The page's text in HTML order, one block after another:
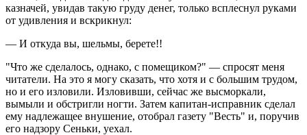
казначей, увидав такую груду денег, только всплеснул руками
от удивления и вскрикнул:
— И откуда вы, шельмы, берете!!
"Что же сделалось, однако, с помещиком?" — спросят меня
читатели. На это я могу сказать, что хотя и с большим трудом,
но и его изловили. Изловивши, сейчас же высморкали,
вымыли и обстригли ногти. Затем капитан-исправник сделал
ему надлежащее внушение, отобрал газету "Весть" и, поручив
его надзору Сеньки, уехал.